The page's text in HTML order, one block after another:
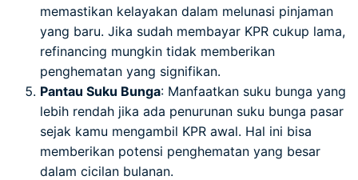
memastikan kelayakan dalam melunasi pinjaman
yang baru. Jika sudah membayar KPR cukup lama,
refinancing mungkin tidak memberikan
penghematan yang signifikan.
Pantau Suku Bunga: Manfaatkan suku bunga yang
lebih rendah jika ada penurunan suku bunga pasar
sejak kamu mengambil KPR awal. Hal ini bisa
memberikan potensi penghematan yang besar
dalam cicilan bulanan.